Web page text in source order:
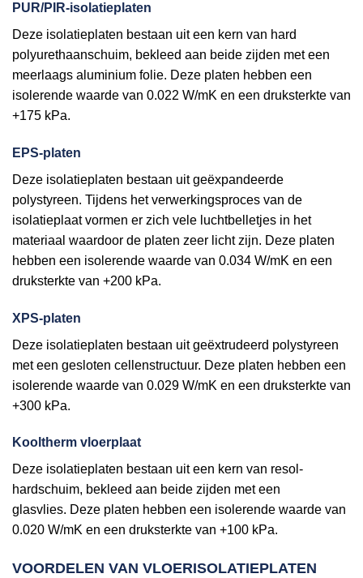
PUR/PIR-isolatieplaten
Deze isolatieplaten bestaan uit een kern van hard
polyurethaanschuim, bekleed aan beide zijden met een
meerlaags aluminium folie. Deze platen hebben een
isolerende waarde van 0.022 W/mK en een druksterkte van
+175 kPa.
EPS-platen
Deze isolatieplaten bestaan uit geëxpandeerde
polystyreen. Tijdens het verwerkingsproces van de
isolatieplaat vormen er zich vele luchtbelletjes in het
materiaal waardoor de platen zeer licht zijn. Deze platen
hebben een isolerende waarde van 0.034 W/mK en een
druksterkte van +200 kPa.
XPS-platen
Deze isolatieplaten bestaan uit geëxtrudeerd polystyreen
met een gesloten cellenstructuur. Deze platen hebben een
isolerende waarde van 0.029 W/mK en een druksterkte van
+300 kPa.
Kooltherm vloerplaat
Deze isolatieplaten bestaan uit een kern van resol-
hardschuim, bekleed aan beide zijden met een
glasvlies. Deze platen hebben een isolerende waarde van
0.020 W/mK en een druksterkte van +100 kPa.
VOORDELEN VAN VLOERISOLATIEPLATEN